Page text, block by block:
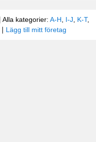
Alla kategorier: A-H I-J K-T,
Lägg till mitt företag